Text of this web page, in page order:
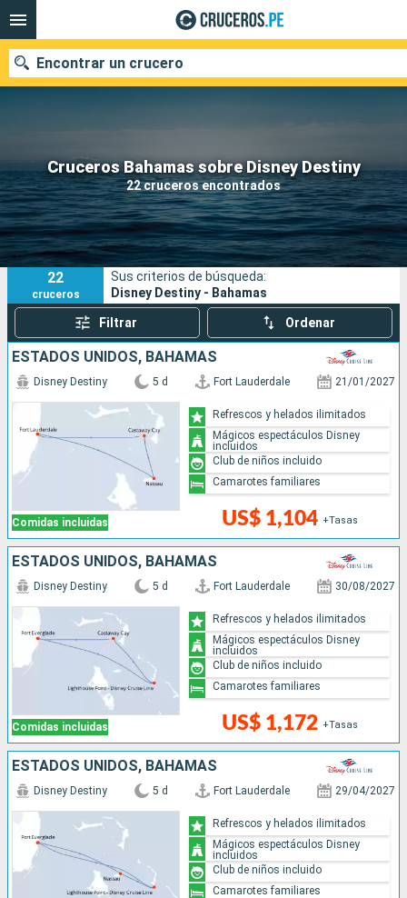
Cruceros Bahamas sobre Disney Destiny
22 cruceros encontrados
Encontrar un crucero
Nuestros destinos
Fecha de salida
Puertos Compañías
Buscar
22
cruceros
Sus criterios de búsqueda:
Disney Destiny - Bahamas
Filtrar Ordenar
ESTADOS UNIDOS, BAHAMAS
Comidas incluidas
Disney Destiny 5 d Fort Lauderdale 21/01/2027
US$ 1,104 +Tasas
Refrescos y helados ilimitados
Mágicos espectáculos Disney
incluidos
Club de niños incluido
Camarotes familiares
ESTADOS UNIDOS, BAHAMAS
Comidas incluidas
Disney Destiny 5 d Fort Lauderdale 30/08/2027
US$ 1,172 +Tasas
Refrescos y helados ilimitados
Mágicos espectáculos Disney
incluidos
Club de niños incluido
Camarotes familiares
ESTADOS UNIDOS, BAHAMAS
Disney Destiny 5 d Fort Lauderdale 29/04/2027
Refrescos y helados ilimitados
Mágicos espectáculos Disney
incluidos
Club de niños incluido
Camarotes familiares